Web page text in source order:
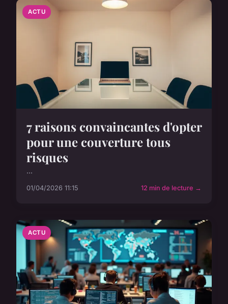
ACTU
7 raisons convaincantes d'opter
pour une couverture tous
risques
...
01/04/2026 11:15 12 min de lecture →
ACTU